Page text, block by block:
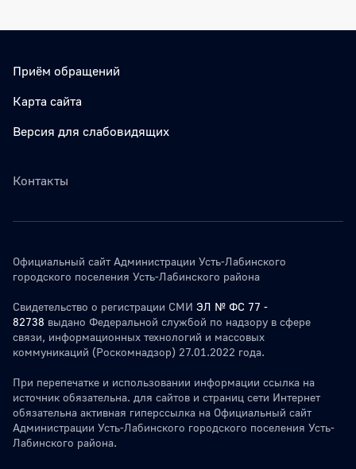
Приём обращений
Карта сайта
Версия для слабовидящих
Контакты
Официальный сайт Администрации Усть-Лабинского
городского поселения Усть-Лабинского района
Свидетельство о регистрации СМИ ЭЛ № ФС 77 -
82738 выдано Федеральной службой по надзору в сфере
связи, информационных технологий и массовых
коммуникаций (Роскомнадзор) 27.01.2022 года.
При перепечатке и использовании информации ссылка на
источник обязательна. для сайтов и страниц сети Интернет
обязательна активная гиперссылка на Официальный сайт
Администрации Усть-Лабинского городского поселения Усть-
Лабинского района.